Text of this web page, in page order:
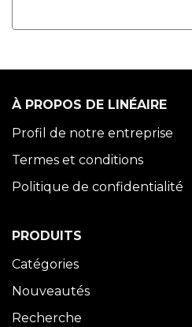
À PROPOS DE LINÉAIRE
Profil de notre entreprise
Termes et conditions
Politique de confidentialité
PRODUITS
Catégories
Nouveautés
Recherche